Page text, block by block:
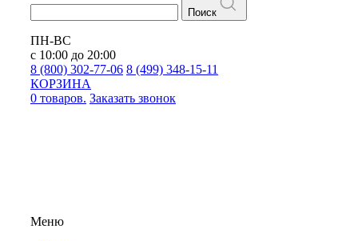
Поиск
ПН-ВС
с 10:00 до 20:00
8 (800) 302-77-06 8 (499) 348-15-11
КОРЗИНА
0 товаров. Заказать звонок
Меню